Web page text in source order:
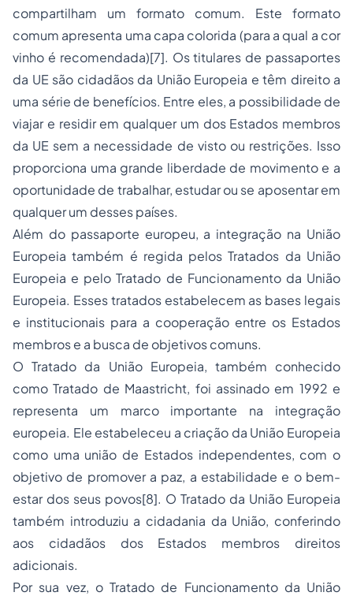
compartilham um formato comum. Este formato
comum apresenta uma capa colorida (para a qual a cor
vinho é recomendada)[7]. Os titulares de passaportes
da UE são cidadãos da União Europeia e têm direito a
uma série de benefícios. Entre eles, a possibilidade de
viajar e residir em qualquer um dos Estados membros
da UE sem a necessidade de visto ou restrições. Isso
proporciona uma grande liberdade de movimento e a
oportunidade de trabalhar, estudar ou se aposentar em
qualquer um desses países.
Além do passaporte europeu, a integração na União
Europeia também é regida pelos Tratados da União
Europeia e pelo Tratado de Funcionamento da União
Europeia. Esses tratados estabelecem as bases legais
e institucionais para a cooperação entre os Estados
membros e a busca de objetivos comuns.
O Tratado da União Europeia, também conhecido
como Tratado de Maastricht, foi assinado em 1992 e
representa um marco importante na integração
europeia. Ele estabeleceu a criação da União Europeia
como uma união de Estados independentes, com o
objetivo de promover a paz, a estabilidade e o bem-
estar dos seus povos[8]. O Tratado da União Europeia
também introduziu a cidadania da União, conferindo
aos cidadãos dos Estados membros direitos
adicionais.
Por sua vez, o Tratado de Funcionamento da União